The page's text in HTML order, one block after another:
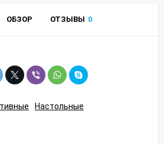
ОБЗОР ОТЗЫВЫ 0
Настольные